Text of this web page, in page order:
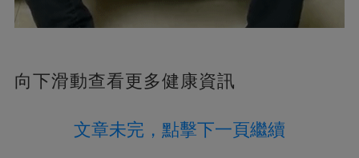
向下滑動查看更多健康資訊
文章未完，點擊下一頁繼續